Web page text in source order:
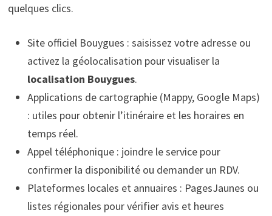
quelques clics.
Site officiel Bouygues : saisissez votre adresse ou
activez la géolocalisation pour visualiser la
localisation Bouygues.
Applications de cartographie (Mappy, Google Maps)
: utiles pour obtenir l’itinéraire et les horaires en
temps réel.
Appel téléphonique : joindre le service pour
confirmer la disponibilité ou demander un RDV.
Plateformes locales et annuaires : PagesJaunes ou
listes régionales pour vérifier avis et heures